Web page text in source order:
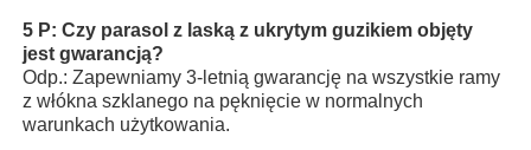
5 P: Czy parasol z laską z ukrytym guzikiem objęty
jest gwarancją?
Odp.: Zapewniamy 3-letnią gwarancję na wszystkie ramy
z włókna szklanego na pęknięcie w normalnych
warunkach użytkowania.